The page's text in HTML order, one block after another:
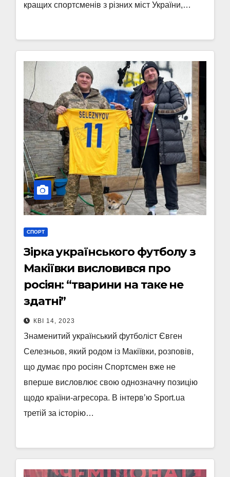
кращих спортсменів з різних міст України,…
СПОРТ
Зірка українського футболу з
Макіївки висловився про
росіян: “тварини на таке не
здатні”
КВІ 14, 2023
Знаменитий український футболіст Євген
Селезньов, який родом із Макіївки, розповів,
що думає про росіян Спортсмен вже не
вперше висловлює свою однозначну позицію
щодо країни-агресора. В інтерв’ю Sport.ua
третій за історію…